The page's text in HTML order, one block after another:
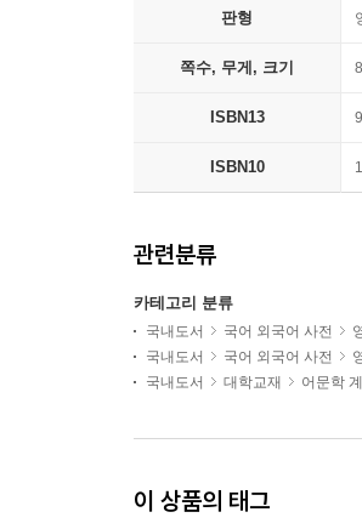
판형
쪽수, 무게, 크기
ISBN13
ISBN10
관련분류
카테고리 분류
국내도서 국어 외국어 사전
국내도서
국어 외국어 사전
국내도서
대학교재 어문학
이 상품의 태그